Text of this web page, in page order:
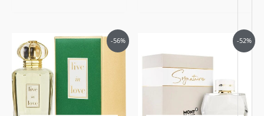
-56%
El
original
era:
$293,000.
El
precio
actual
-52%
original
$575,000.
precio
actual